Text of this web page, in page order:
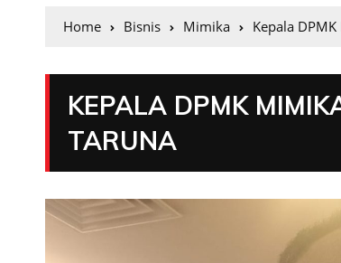
Home Bisnis Mimika Kepala
KEPALA DPMK
TARUNA